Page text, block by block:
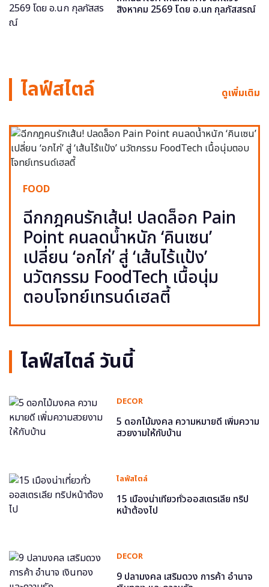
สิงหาคม 2569 โดย อ.นก กุลภัสสรณ์
ไลฟ์สไตล์ ดูเพิ่มเติม
FOOD
ฉีกกฎคนรักเส้น! ปลดล็อก Pain
Point คนลดน้ำหนัก ‘คินเซน’
เปลี่ยน ‘อกไก่’ สู่ ‘เส้นไร้แป้ง’
นวัตกรรม FoodTech เนื้อนุ่ม
ตอบโจทย์เทรนด์เฮลตี้
ไลฟ์สไตล์ วันนี้
DECOR
5 ดอกไม้มงคล ความหมายดี เพิ่มความ
สวยงามให้กับบ้าน
ไลฟ์สไตล์
15 เมืองน่าเที่ยวทั่วออสเตรเลีย ทริป
หน้าต้องไป
DECOR
9 ปลามงคล เสริมดวง การค้า อำนาจ